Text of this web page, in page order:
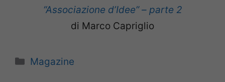
“Associazione d’Idee” – parte 2
di Marco Capriglio
Categorie
Magazine